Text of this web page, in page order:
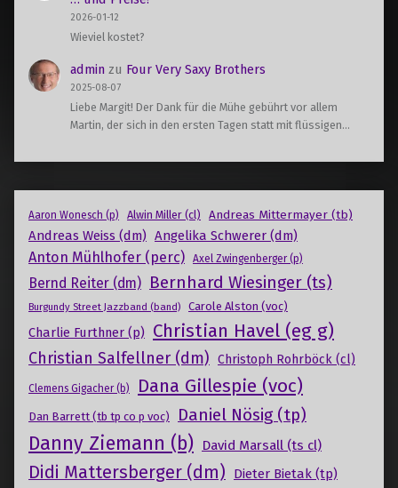
2026-01-12
Wieviel kostet?
admin zu Four Very Saxy Brothers
2025-08-07
Liebe Margit! Der Dank für die Mühe gebührt vor allem
Martin, der sich in den ersten Tagen statt mit flüssigen…
Aaron Wonesch (p) Alwin Miller (cl) Andreas Mittermayer (tb)
Andreas Weiss (dm) Angelika Schwerer (dm)
Anton Mühlhofer (perc) Axel Zwingenberger (p)
Bernd Reiter (dm) Bernhard Wiesinger (ts)
Burgundy Street Jazzband (band) Carole Alston (voc)
Charlie Furthner (p) Christian Havel (eg g)
Christian Salfellner (dm) Christoph Rohrböck (cl)
Clemens Gigacher (b) Dana Gillespie (voc)
Dan Barrett (tb tp co p voc) Daniel Nösig (tp)
Danny Ziemann (b) David Marsall (ts cl)
Didi Mattersberger (dm) Dieter Bietak (tp)